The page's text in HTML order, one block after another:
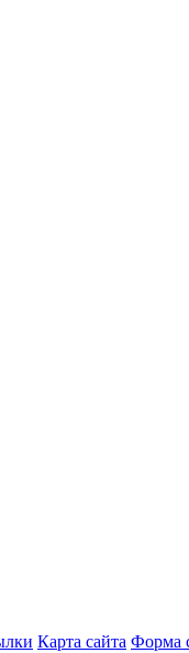
Карта сайта Форма